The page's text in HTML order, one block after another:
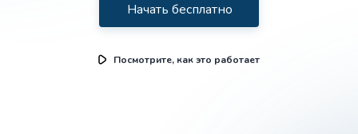
Начать бесплатно
Посмотрите, как это работает